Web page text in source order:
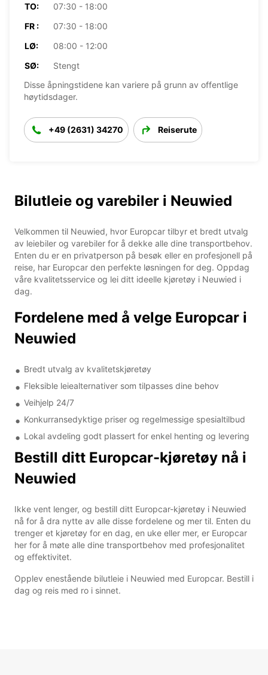
TO:
07:30 - 18:00
FR :
07:30 - 18:00
LØ:
08:00 - 12:00
SØ:
Stengt
Disse åpningstidene kan variere på grunn av offentlige
høytidsdager.
+49 (2631) 34270 Reiserute
Bilutleie og varebiler i Neuwied
Velkommen til Neuwied, hvor Europcar tilbyr et bredt utvalg
av leiebiler og varebiler for å dekke alle dine transportbehov.
Enten du er en privatperson på besøk eller en profesjonell på
reise, har Europcar den perfekte løsningen for deg. Oppdag
våre kvalitetsservice og lei ditt ideelle kjøretøy i Neuwied i
dag.
Fordelene med å velge Europcar i
Neuwied
Bredt utvalg av kvalitetskjøretøy
Fleksible leiealternativer som tilpasses dine behov
Veihjelp 24/7
Konkurransedyktige priser og regelmessige spesialtilbud
Lokal avdeling godt plassert for enkel henting og levering
Bestill ditt Europcar-kjøretøy nå i
Neuwied
Ikke vent lenger, og bestill ditt Europcar-kjøretøy i Neuwied
nå for å dra nytte av alle disse fordelene og mer til. Enten du
trenger et kjøretøy for en dag, en uke eller mer, er Europcar
her for å møte alle dine transportbehov med profesjonalitet
og effektivitet.
Opplev enestående bilutleie i Neuwied med Europcar. Bestill i
dag og reis med ro i sinnet.